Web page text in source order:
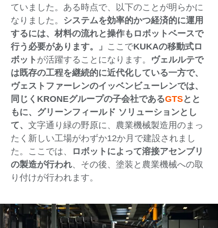
ていました。ある時点で、以下のことが明らかに
なりました。 システムを効率的かつ経済的に運用
するには、材料の流れと操作もロボットベースで
行う必要があります。」 ここでKUKAの移動式ロ
ボット が活躍することになります。 ヴェルルテで
は既存の工程を継続的に近代化している一方で、
ヴェストファーレンのイッベンビューレンでは、
同じくKRONEグループの子会社であるGTSとと
もに、グリーンフィールド ソリューションとし
て、文字通り緑の野原に、農業機械製造用のまっ
たく新しい工場がわずか12か月で建設されまし
た。ここでは、
ロボットによって溶接アセンブリ
の製造が行われ、その後、塗装と農業機械への取
り付けが行われます。